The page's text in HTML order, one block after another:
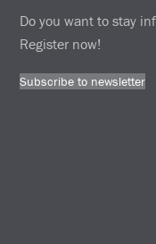
Do you want to stay
Register now!
Subscribe to newsletter